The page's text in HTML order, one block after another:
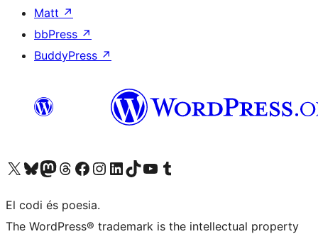
Matt ↗
bbPress ↗
BuddyPress ↗
Visiteu el nostre compte X (abans Twitter)
Visiteu el nostre compte de Bluesky
Visiteu el nostre compte al Mastodon
Visiteu el nostre compte de Threads
Visiteu la nostra pàgina al Facebook
Visiteu el nostre compte d'Instagram
Visiteu el nostre compte de LinkedIn
Visiteu el nostre compte de TikTok
Visiteu el nostre canal al YouTube
Visiteu el nostre compte de Tumblr
El codi és poesia.
The WordPress® trademark is the intellectual property